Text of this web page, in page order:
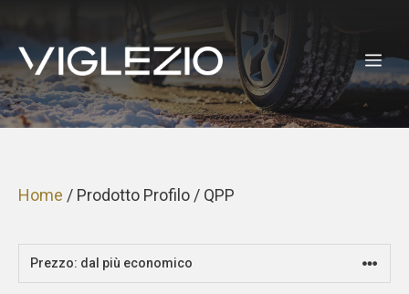
contenuto
Home / Prodotto Profilo / QPP